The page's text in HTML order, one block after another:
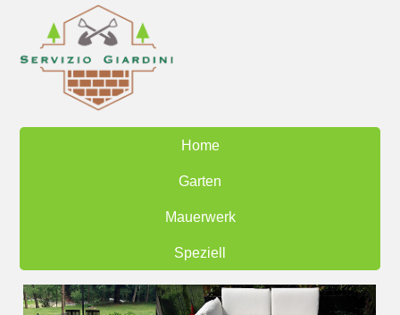
Home
Garten
Mauerwerk
Speziell